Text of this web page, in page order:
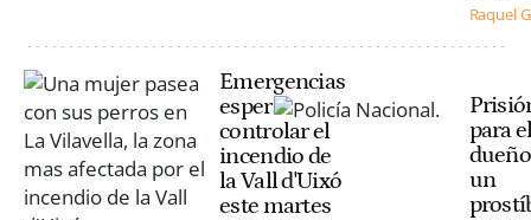
Raquel
Emergencias
espera
controlar el
incendio de
la Vall d'Uixó
este martes
para
un